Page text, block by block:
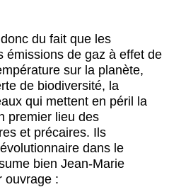
du fait que les
émissions de gaz à effet de
sur la planète,
de biodiversité, la
qui mettent en péril la
premier lieu des
et précaires. Ils
dans le
bien Jean-Marie
ouvrage :